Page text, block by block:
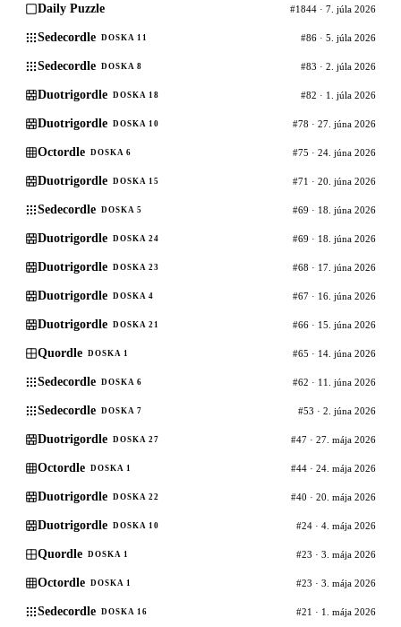
Daily Puzzle #1844 · 7. júla 2026
Sedecordle DOSKA 11 #86 · 5. júla 2026
Sedecordle DOSKA 8 #83 · 2. júla 2026
Duotrigordle DOSKA 18 #82 · 1. júla 2026
Duotrigordle DOSKA 10 #78 · 27. júna 2026
Octordle DOSKA 6 #75 · 24. júna 2026
Duotrigordle DOSKA 15 #71 · 20. júna 2026
Sedecordle DOSKA 5 #69 · 18. júna 2026
Duotrigordle DOSKA 24 #69 · 18. júna 2026
Duotrigordle DOSKA 23 #68 · 17. júna 2026
Duotrigordle DOSKA 4 #67 · 16. júna 2026
Duotrigordle DOSKA 21 #66 · 15. júna 2026
Quordle DOSKA 1 #65 · 14. júna 2026
Sedecordle DOSKA 6 #62 · 11. júna 2026
Sedecordle DOSKA 7 #53 · 2. júna 2026
Duotrigordle DOSKA 27 #47 · 27. mája 2026
Octordle DOSKA 1 #44 · 24. mája 2026
Duotrigordle DOSKA 22 #40 · 20. mája 2026
Duotrigordle DOSKA 10 #24 · 4. mája 2026
Quordle DOSKA 1 #23 · 3. mája 2026
Octordle DOSKA 1 #23 · 3. mája 2026
Sedecordle DOSKA 16 #21 · 1. mája 2026